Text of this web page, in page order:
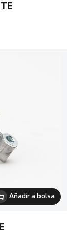
Añadir a bolsa